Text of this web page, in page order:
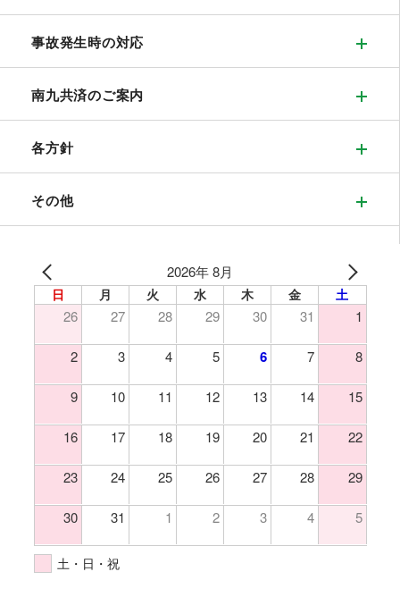
事故発生時の対応
南九共済のご案内
各方針
その他
2026年 8月
日 月 火 水 木 金 土
26 27 28 29 30 31 1
2 3 4 5 6 7 8
9 10 11 12 13 14 15
16 17 18 19 20 21 22
23 24 25 26 27 28 29
30 31 1 2 3 4 5
土・日・祝